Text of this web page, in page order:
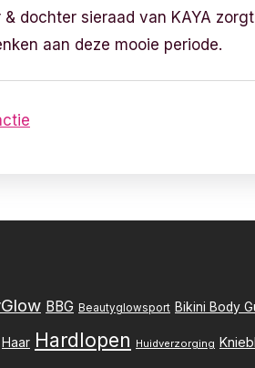
& dochter sieraad van KAYA
aan deze mooie periode.
BBG Beautyglowsport Bikini Body
Haar Hardlopen Huidverzorging